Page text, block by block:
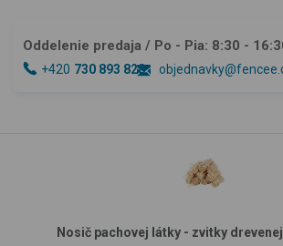
Oddelenie predaja / Po - Pia: 8:30 -
+420 730 893 828
Nosič pachovej látky - zvitky